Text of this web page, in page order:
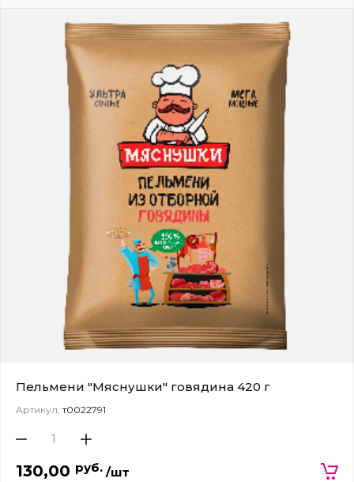
Пельмени "Мяснушки" говядина 420 г
Артикул: т0022791
130,00 руб. /шт